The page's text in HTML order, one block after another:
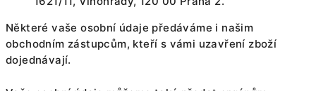
Některé vaše osobní údaje předáváme i našim
obchodním zástupcům, kteří s vámi uzavření zboží
dojednávají.